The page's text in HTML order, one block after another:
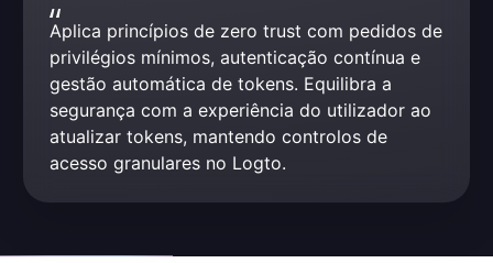
Aplica princípios de zero trust com pedidos de
privilégios mínimos, autenticação contínua e
gestão automática de tokens. Equilibra a
segurança com a experiência do utilizador ao
atualizar tokens, mantendo controlos de
acesso granulares no Logto.